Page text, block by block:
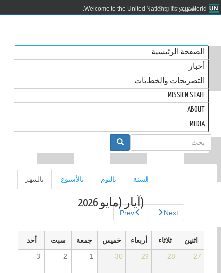
Welcome to the United Nations. It's your world.
العربية English
الصفحة الرئيسية
أخبار
التصريحات والخطابات
MISSION STAFF
ABOUT
MEDIA
استمارة
البحث
الأساسية
بالشهر
(علامة
التبويب
النشطة)
بالأسبوع باليوم السنة
Prev Next
(آيار (مايو 2026
اثنين ثلاثاء أربعاء خميس جمعة سبت
أحد
27
28
29
30
1
2
3